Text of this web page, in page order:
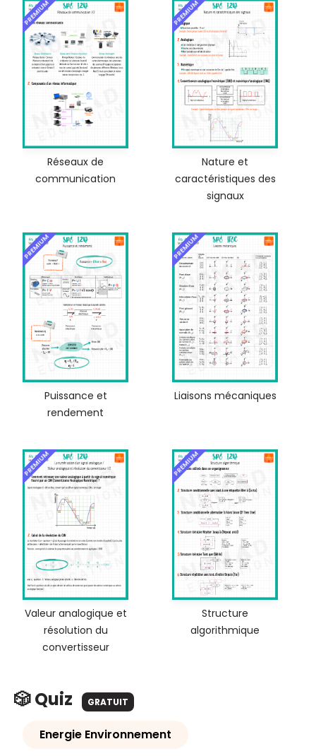
PREMIUM
Réseaux de
communication
PREMIUM
Nature et
caractéristiques des
signaux
PREMIUM
Puissance et
rendement
PREMIUM
Liaisons mécaniques
PREMIUM
Valeur analogique et
résolution du
convertisseur
PREMIUM
Structure
algorithmique
🎲 Quiz GRATUIT
Energie Environnement